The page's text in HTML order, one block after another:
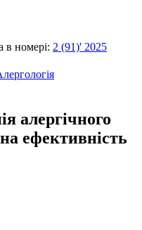
в номері: 2 (91)' 2025
алергічного
ефективність